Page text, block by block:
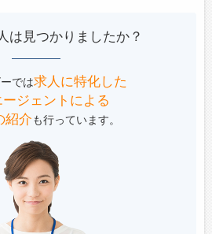
は見つかりましたか？
では求人に特化した
ジェントによる
紹介も行っています。